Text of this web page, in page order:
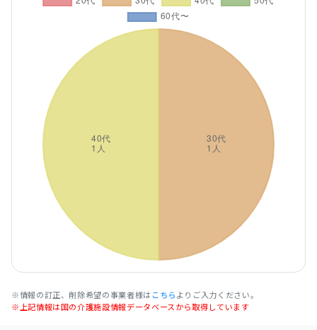
※情報の訂正、削除希望の事業者様は こちら よりご入力ください。
※上記情報は国の介護施設情報データベースから取得しています